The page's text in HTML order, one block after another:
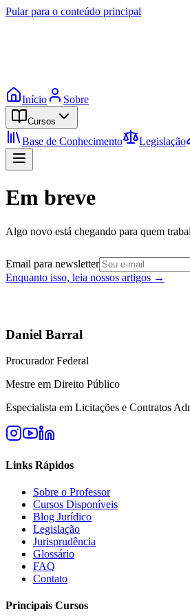
Pular para o conteúdo principal
Início Sobre
Cursos
Base de Conhecimento Legislação
Em breve
Algo novo está chegando para quem
Email para newsletter
Enquanto isso, leia nossos artigos →
Daniel Barral
Procurador Federal
Mestre em Direito Público
Especialista em Licitações e Contratos
Links Rápidos
Sobre o Professor
Cursos Disponíveis
Blog Jurídico
Legislação
Jurisprudência
Glossário
FAQ
Contato
Principais Cursos